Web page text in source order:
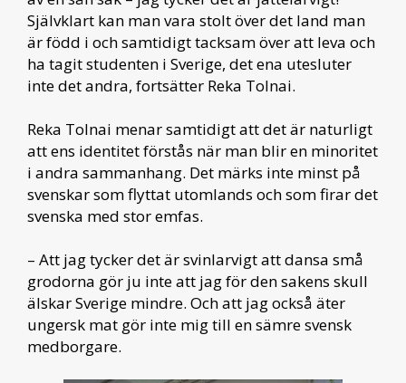
Självklart kan man vara stolt över det land man
är född i och samtidigt tacksam över att leva och
ha tagit studenten i Sverige, det ena utesluter
inte det andra, fortsätter Reka Tolnai.
Reka Tolnai menar samtidigt att det är naturligt
att ens identitet förstås när man blir en minoritet
i andra sammanhang. Det märks inte minst på
svenskar som flyttat utomlands och som firar det
svenska med stor emfas.
– Att jag tycker det är svinlarvigt att dansa små
grodorna gör ju inte att jag för den sakens skull
älskar Sverige mindre. Och att jag också äter
ungersk mat gör inte mig till en sämre svensk
medborgare.